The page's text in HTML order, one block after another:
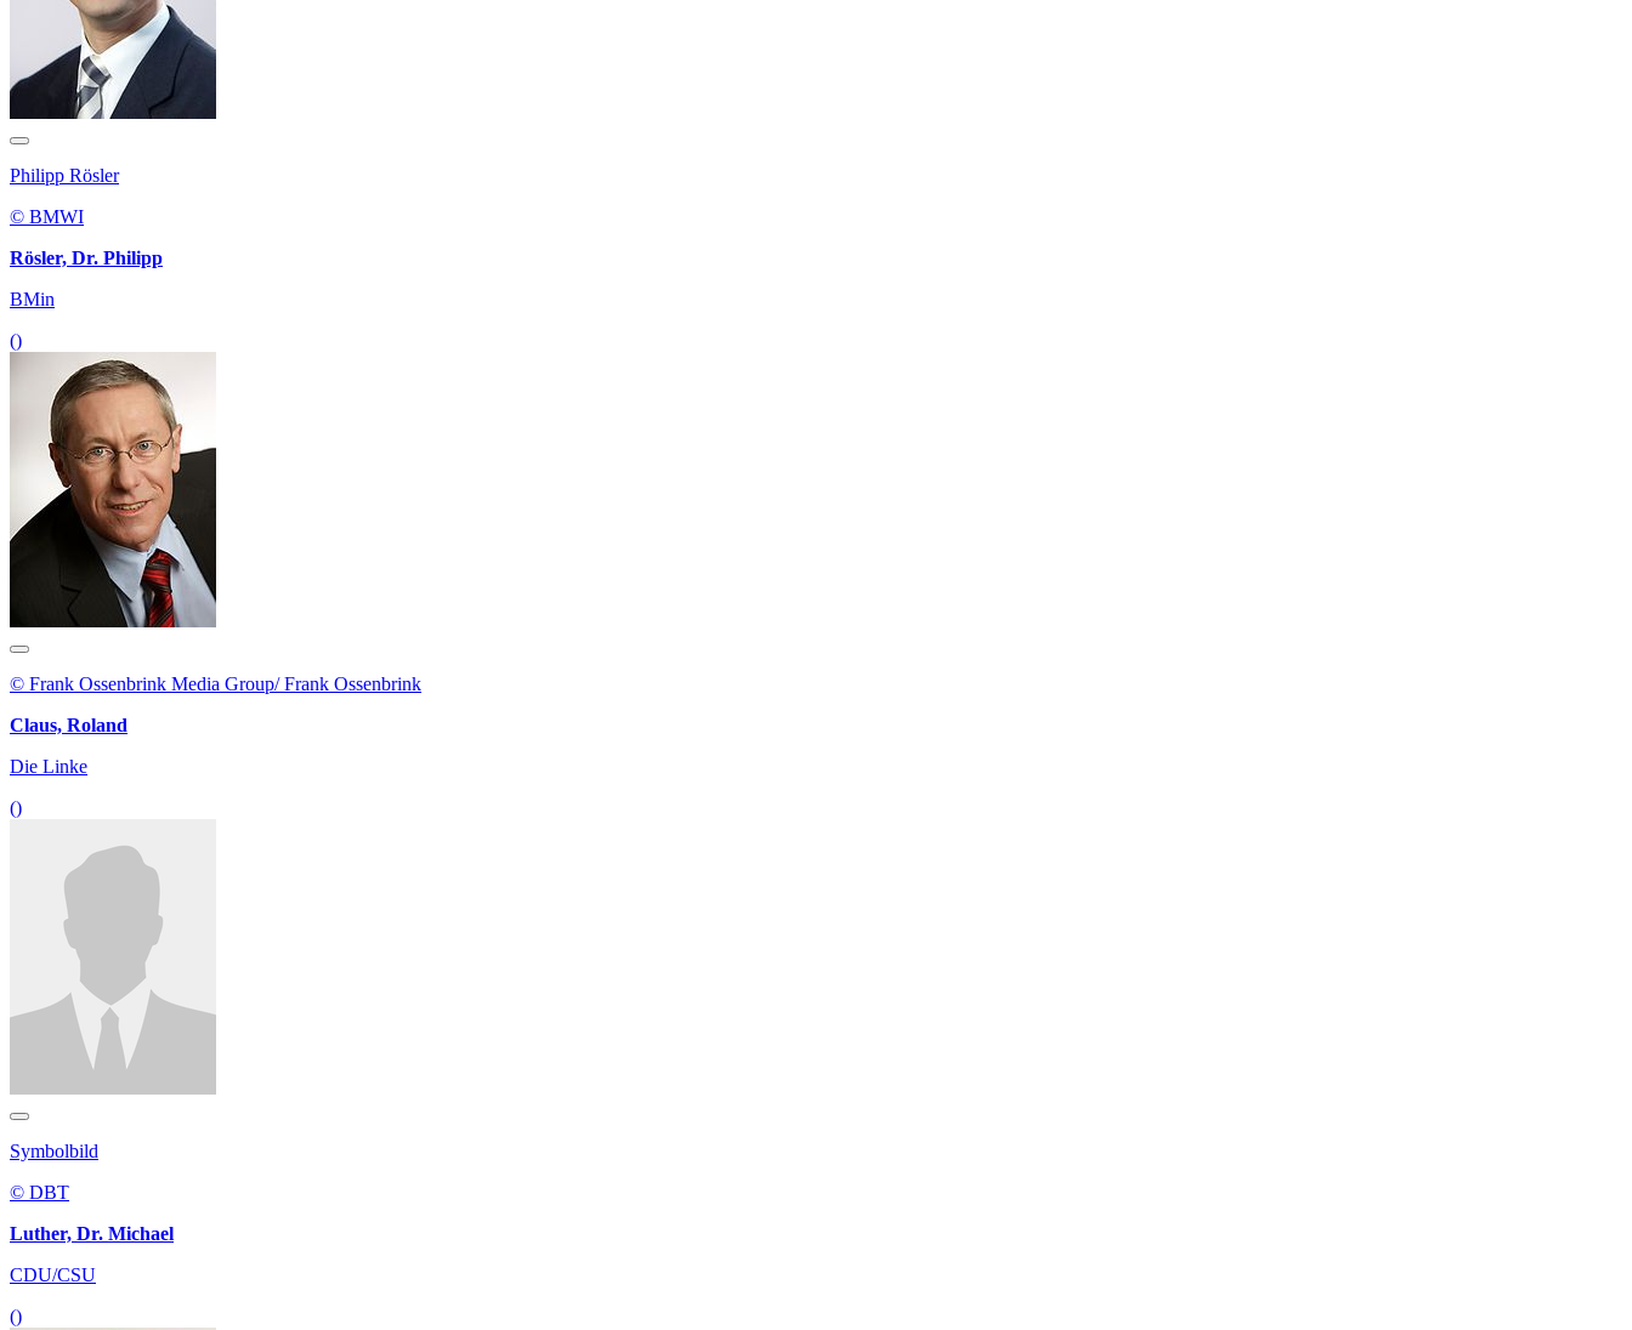
Philipp Rösler
© BMWI
Rösler, Dr. Philipp
BMin
()
© Frank Ossenbrink Media Group/ Frank Ossenbrink
Claus, Roland
Die Linke
()
Symbolbild
© DBT
Luther, Dr. Michael
CDU/CSU
()